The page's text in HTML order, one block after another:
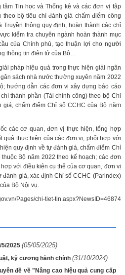
Tin học và Thống kê và các đơn vị tập
theo bộ tiêu chí đánh giá chấm điểm công
Truyền thông quy định, hoàn thành các chỉ
kiểm tra chuyên ngành hoàn thành mục
của Chính phủ, tạo thuận lợi cho người
thông tin điện tử của Bộ…
pháp hiệu quả trong thực hiện giải ngân
sách nhà nước thường xuyên năm 2022
hướng dẫn các đơn vị xây dựng báo cáo
thành phần (Tài chính công) theo bộ Chỉ
chấm điểm Chỉ số CCHC của Bộ năm
các cơ quan, đơn vị thực hiện, tổng hợp
quả thực hiện của các đơn vị; phối hợp với
quy định về tự đánh giá, chấm điểm Chỉ
Bộ năm 2022 theo kế hoạch; các đơn
với điều kiện cụ thể của cơ quan, đơn vị
đánh giá, xác định Chỉ số CCHC (Parindex)
Bộ Nội vụ.
Pages/chi-tiet-tin.aspx?NewsID=46874
5/2025 (05/05/2025)
kỷ cương hành chính (31/10/2024)
đề về "Nâng cao hiệu quả cung cấp